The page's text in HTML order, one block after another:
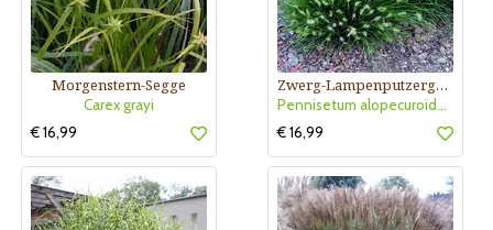
Morgenstern-Segge
Carex grayi
€ 16,99
Zwerg-Lampenputzergras
Pennisetum alopecuroides 'Little Bunny'
€ 16,99